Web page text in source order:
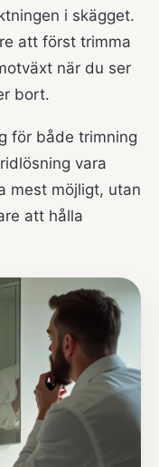
i skägget.
att först trimma
när du ser
bort.
för både trimning
vara
mest möjligt, utan
att hålla